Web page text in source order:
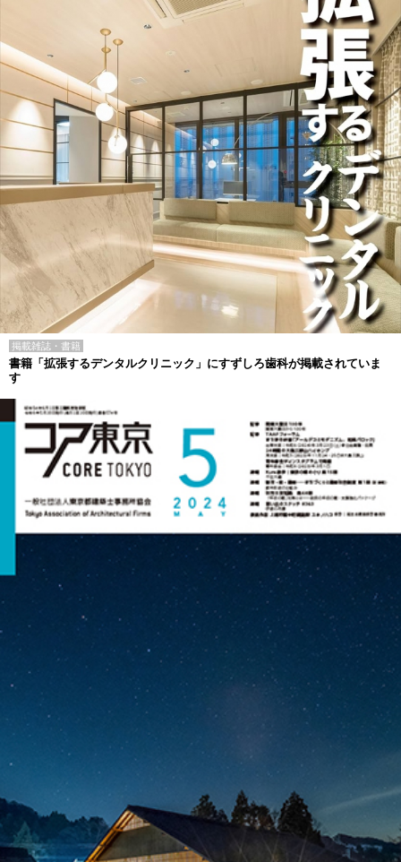
掲載雑誌・書籍
書籍「拡張するデンタルクリニック」にすずしろ歯科が掲載されていま
す